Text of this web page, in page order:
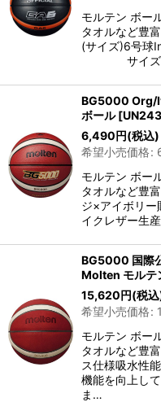
モルテン ボー
タオルなど豊
(サイズ)6号球
サイズ
BG5000 Org/
ボール [
6,490円(税込)
希望小売価格:
モルテン ボー
タオルなど豊
ジ×アイボリー
イクレザー生
BG5000 国際
Molten モルテ
15,620円(税
希望小売価格:
モルテン ボー
タオルなど豊
ス仕様吸水性
機能を向上し
ま…